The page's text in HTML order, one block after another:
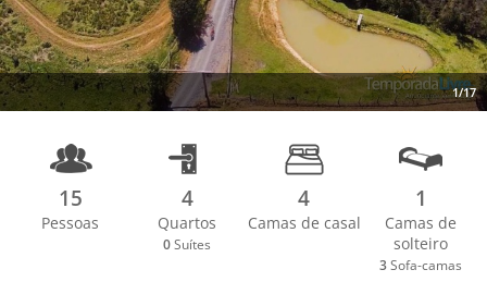
1/17
Next
15
Pessoas
4
Quartos
0 Suítes
4
Camas de casal
1
Camas de
solteiro
3 Sofa-camas